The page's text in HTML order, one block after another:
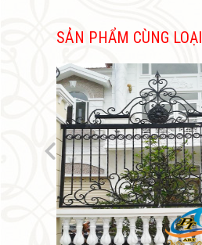
SẢN PHẨM CÙNG LOẠI